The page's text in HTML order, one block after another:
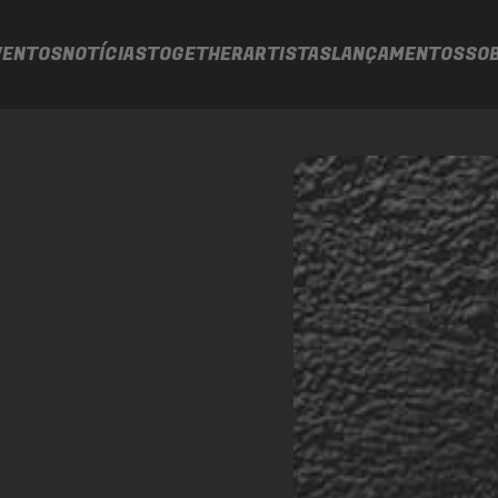
NOTÍCIASTOGETHERARTISTASLANÇAMENTOS